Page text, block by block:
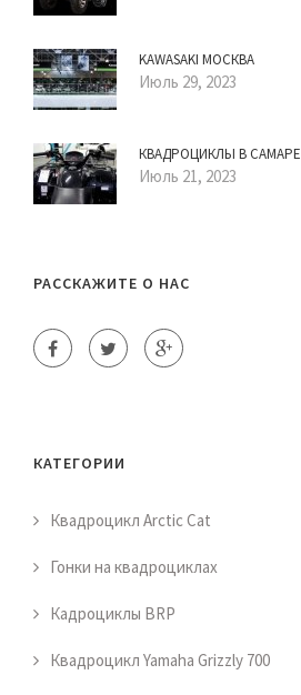
KAWASAKI МОСКВА
Июль 29, 2023
КВАДРОЦИКЛЫ В САМАРЕ
Июль 21, 2023
РАССКАЖИТЕ О НАС
КАТЕГОРИИ
Квадроцикл Arctic Cat
Гонки на квадроциклах
Кадроциклы BRP
Квадроцикл Yamaha Grizzly 700